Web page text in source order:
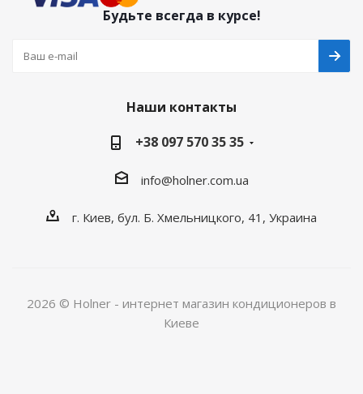
Будьте всегда в курсе!
Наши контакты
+38 097 570 35 35
info@holner.com.ua
г. Киев, бул. Б. Хмельницкого, 41, Украина
2026 © Holner - интернет магазин кондиционеров в
Киеве